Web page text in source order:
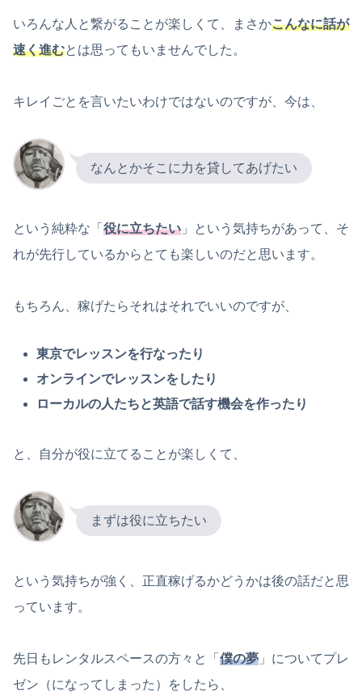
いろんな人と繋がることが楽しくて、まさかこんなに話が
速く進むとは思ってもいませんでした。
キレイごとを言いたいわけではないのですが、今は、
なんとかそこに力を貸してあげたい
という純粋な「 役に立ちたい 」という気持ちがあって、そ
れが先行しているからとても楽しいのだと思います。
もちろん、稼げたらそれはそれでいいのですが、
東京でレッスンを行なったり
オンラインでレッスンをしたり
ローカルの人たちと英語で話す機会を作ったり
と、自分が役に立てることが楽しくて、
まずは役に立ちたい
という気持ちが強く、正直稼げるかどうかは後の話だと思
っています。
先日もレンタルスペースの方々と「 僕の夢 」についてプレ
ゼン（になってしまった）をしたら、